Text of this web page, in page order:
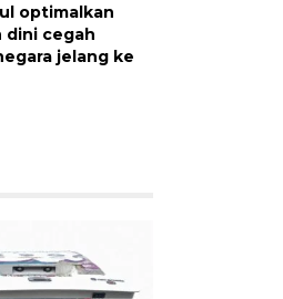
optimalkan
dini cegah
jelang ke